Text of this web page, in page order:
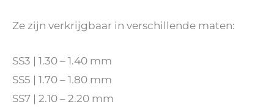
Ze zijn verkrijgbaar in verschillende maten:
SS3 | 1.30 – 1.40 mm
SS5 | 1.70 – 1.80 mm
SS7 | 2.10 – 2.20 mm